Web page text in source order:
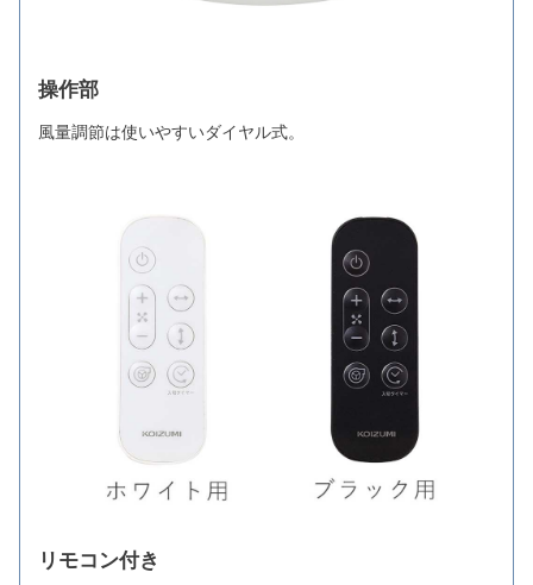
操作部
風量調節は使いやすいダイヤル式。
リモコン付き